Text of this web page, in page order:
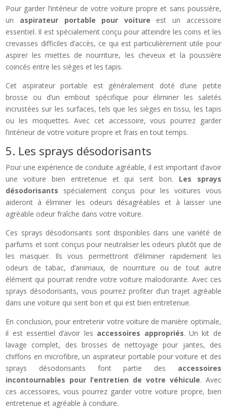
Pour garder l’intérieur de votre voiture propre et sans poussière,
un aspirateur portable pour voiture est un accessoire
essentiel. Il est spécialement conçu pour atteindre les coins et les
crevasses difficiles d’accès, ce qui est particulièrement utile pour
aspirer les miettes de nourriture, les cheveux et la poussière
coincés entre les sièges et les tapis.
Cet aspirateur portable est généralement doté d’une petite
brosse ou d’un embout spécifique pour éliminer les saletés
incrustées sur les surfaces, tels que les sièges en tissu, les tapis
ou les moquettes. Avec cet accessoire, vous pourrez garder
l’intérieur de votre voiture propre et frais en tout temps.
5. Les sprays désodorisants
Pour une expérience de conduite agréable, il est important d’avoir
une voiture bien entretenue et qui sent bon. Les sprays
désodorisants spécialement conçus pour les voitures vous
aideront à éliminer les odeurs désagréables et à laisser une
agréable odeur fraîche dans votre voiture.
Ces sprays désodorisants sont disponibles dans une variété de
parfums et sont conçus pour neutraliser les odeurs plutôt que de
les masquer. Ils vous permettront d’éliminer rapidement les
odeurs de tabac, d’animaux, de nourriture ou de tout autre
élément qui pourrait rendre votre voiture malodorante. Avec ces
sprays désodorisants, vous pourrez profiter d’un trajet agréable
dans une voiture qui sent bon et qui est bien entretenue.
En conclusion, pour entretenir votre voiture de manière optimale,
il est essentiel d’avoir les accessoires appropriés. Un kit de
lavage complet, des brosses de nettoyage pour jantes, des
chiffons en microfibre, un aspirateur portable pour voiture et des
sprays désodorisants font partie des accessoires
incontournables pour l’entretien de votre véhicule. Avec
ces accessoires, vous pourrez garder votre voiture propre, bien
entretenue et agréable à conduire.